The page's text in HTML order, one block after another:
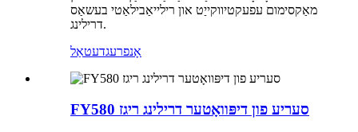
מאַקסימום עפעקטיווקייַט און רילייאַבילאַטי בעשאַס
דרילינג.
אָנפרעגדעטאַל
FY580 סעריע פון ​​​​דיפּוואָטער דרילינג ריגז